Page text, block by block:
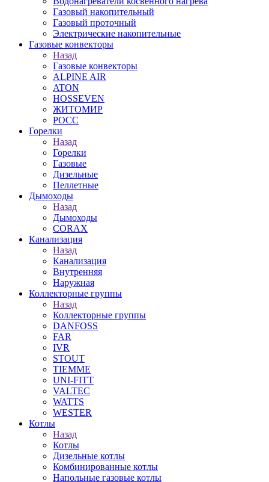
Газовый накопительный
Газовый проточный
Электрические накопительные
Газовые конвекторы
Назад
Газовые конвекторы
ALPINE AIR
ATON
HOSSEVEN
ЖИТОМИР
РОСС
Горелки
Назад
Горелки
Газовые
Дизельные
Пеллетные
Дымоходы
Назад
Дымоходы
CORAX
Канализация
Назад
Канализация
Внутренняя
Наружная
Коллекторные группы
Назад
Коллекторные группы
DANFOSS
FAR
IVR
STOUT
TIEMME
UNI-FITT
VALTEC
WATTS
WESTER
Котлы
Назад
Котлы
Дизельные котлы
Комбинированные котлы
Напольные газовые котлы